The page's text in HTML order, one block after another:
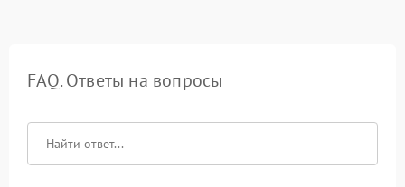
FAQ. Ответы на вопросы